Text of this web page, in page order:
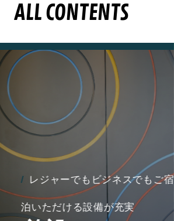
ALL CONTENTS
レジャーでもビジネスでもご宿
泊いただける設備が充実